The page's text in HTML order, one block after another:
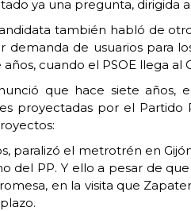
ya una pregunta, dirigida
también habló de
demanda de usuarios para
años, cuando el PSOE llega al
que hace siete años,
proyectadas por el Partido
paralizó el metrotrén en
del PP. Y ello a pesar de
en la visita que